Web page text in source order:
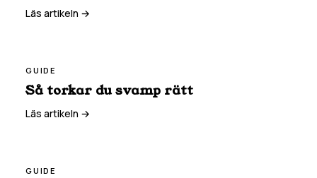
Läs artikeln →
GUIDE
Så torkar du svamp rätt
Läs artikeln →
GUIDE